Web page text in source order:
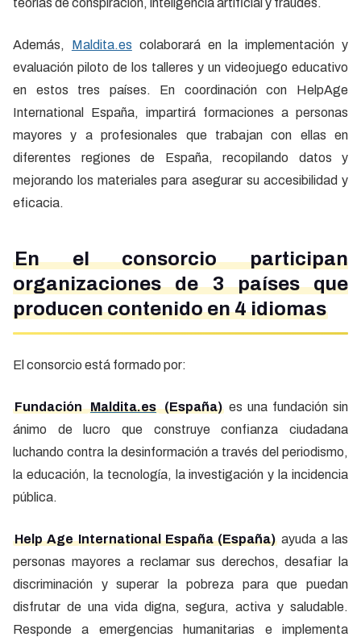
teorías de conspiración, inteligencia artificial y fraudes.
Además, Maldita.es colaborará en la implementación y
evaluación piloto de los talleres y un videojuego educativo
en estos tres países. En coordinación con HelpAge
International España, impartirá formaciones a personas
mayores y a profesionales que trabajan con ellas en
diferentes regiones de España, recopilando datos y
mejorando los materiales para asegurar su accesibilidad y
eficacia.
En el consorcio participan
organizaciones de 3 países que
producen contenido en 4 idiomas
El consorcio está formado por:
Fundación Maldita.es (España) es una fundación sin
ánimo de lucro que construye confianza ciudadana
luchando contra la desinformación a través del periodismo,
la educación, la tecnología, la investigación y la incidencia
pública.
Help Age International España (España) ayuda a las
personas mayores a reclamar sus derechos, desafiar la
discriminación y superar la pobreza para que puedan
disfrutar de una vida digna, segura, activa y saludable.
Responde a emergencias humanitarias e implementa